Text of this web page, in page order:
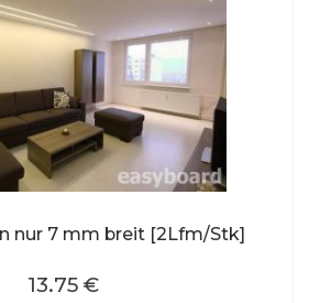
nur 7 mm breit [2Lfm/Stk]
13.75 €